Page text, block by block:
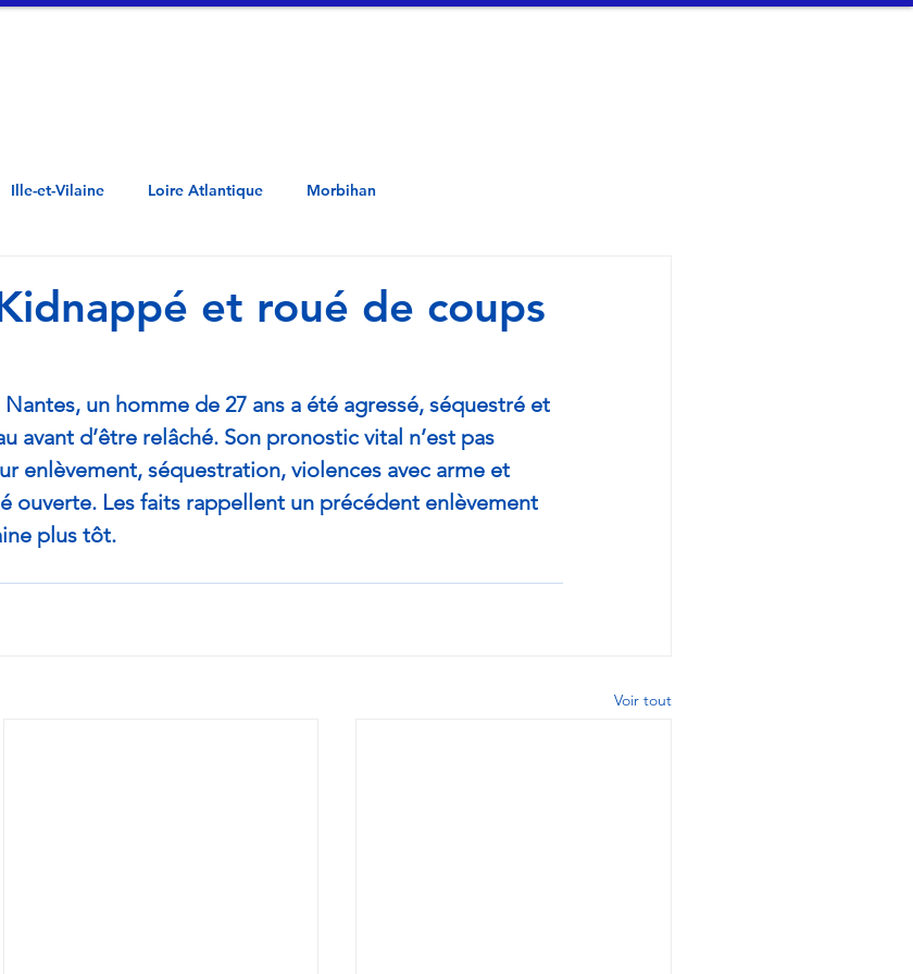
Ille-et-Vilaine Loire Atlantique Morbihan
et roué de coups
un homme de 27 ans a été agressé, séquestré et
avant d’être relâché. Son pronostic vital n’est pas
enlèvement, séquestration, violences avec arme et
ouverte. Les faits rappellent un précédent enlèvement
plus tôt.
Voir tout